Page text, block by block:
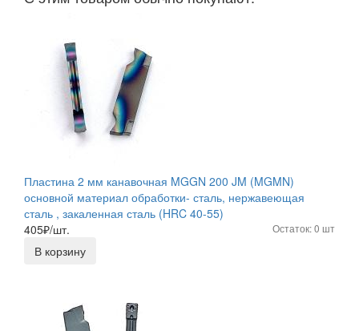
Пластина 2 мм канавочная MGGN 200 JM (MGMN)
основной материал обработки- сталь, нержавеющая
сталь , закаленная сталь (HRC 40-55)
405₽/шт. Остаток: 0 шт
В корзину